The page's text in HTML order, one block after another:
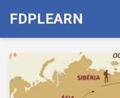
FDPLEARN